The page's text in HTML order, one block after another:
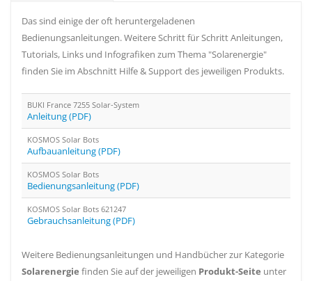
Das sind einige der oft heruntergeladenen
Bedienungsanleitungen. Weitere Schritt für Schritt Anleitungen,
Tutorials, Links und Infografiken zum Thema "Solarenergie"
finden Sie im Abschnitt Hilfe & Support des jeweiligen Produkts.
BUKI France 7255 Solar-System
Anleitung (PDF)
KOSMOS Solar Bots
Aufbauanleitung (PDF)
KOSMOS Solar Bots
Bedienungsanleitung (PDF)
KOSMOS Solar Bots 621247
Gebrauchsanleitung (PDF)
Weitere Bedienungsanleitungen und Handbücher zur Kategorie
Solarenergie finden Sie auf der jeweiligen Produkt-Seite unter